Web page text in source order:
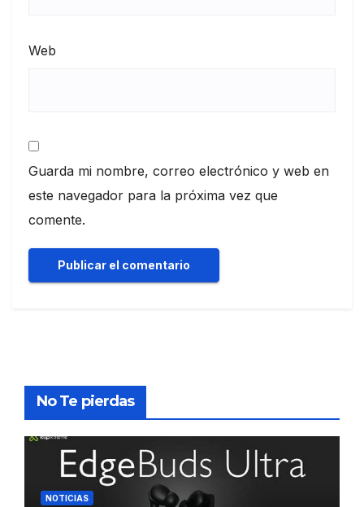
Web
Guarda mi nombre, correo electrónico y web en
este navegador para la próxima vez que
comente.
No Te pierdas
NOTICIAS